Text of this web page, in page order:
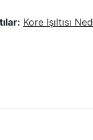
Kore Işıltısı